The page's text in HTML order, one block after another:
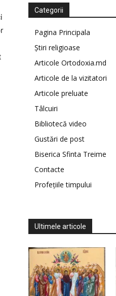
Categorii
Pagina Principala
Știri religioase
Articole Ortodoxia.md
Articole de la vizitatori
Articole preluate
Tâlcuiri
Bibliotecă video
Gustări de post
Biserica Sfinta Treime
Contacte
Profețiile timpului
Ultimele articole